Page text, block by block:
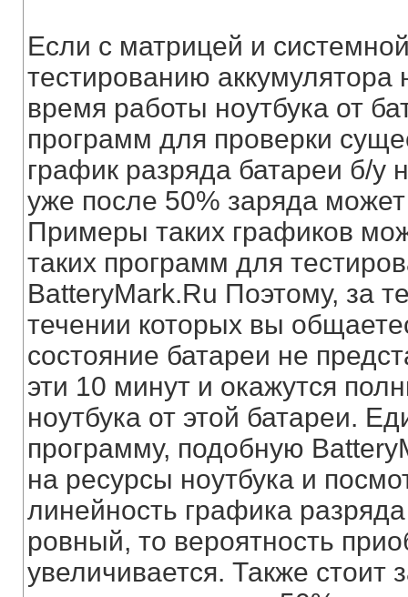
Если с матрицей и
тестированию
время работы ноутбука от
программ для проверки
график разряда батареи б/
уже после 50% заряда
Примеры таких графиков
таких программ для
BatteryMark.Ru Поэтому, за
течении которых вы
состояние батареи не
эти 10 минут и окажутся
ноутбука от этой батареи.
программу, подобную
на ресурсы ноутбука и
линейность графика
ровный, то вероятность
увеличивается. Также стоит